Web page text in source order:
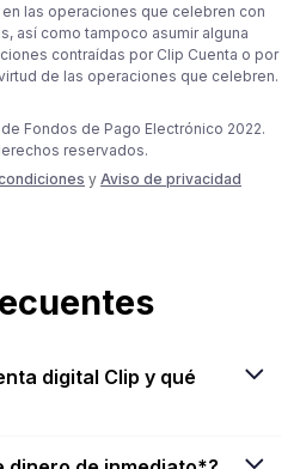
las operaciones que celebren con
así como tampoco asumir alguna
contraídas por Clip Cuenta o por
de las operaciones que celebren.
Fondos de Pago Electrónico 2022.
reservados.
y Aviso de privacidad
digital Clip y qué
gratuita operada por Clip AI,